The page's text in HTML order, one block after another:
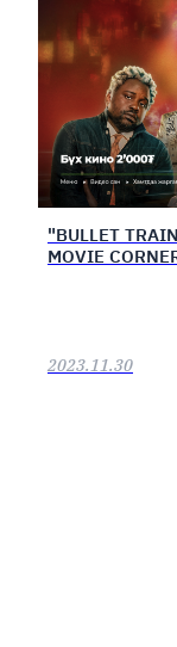
"BULLET
MOVIE
2023.11.30